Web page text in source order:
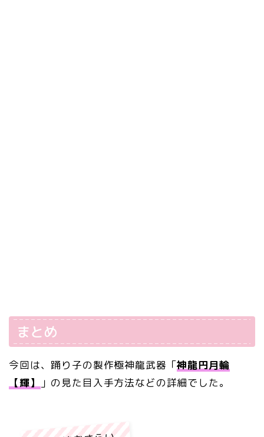
まとめ
今回は、踊り子の製作極神龍武器「神龍円月輪
【輝】
」の見た目入手方法などの詳細でした。